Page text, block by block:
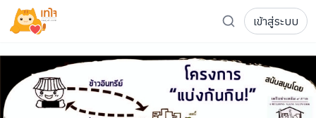
รู้จักเทใจ
เกี่ยวกับเรา
ความเคลื่อนไหว
ผู้บริจาค
เจ้าของโครงการ
เข้าสู่ระบบ